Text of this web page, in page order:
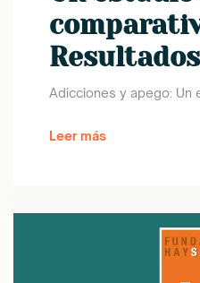
Resultados
Adicciones y apego: Un
Leer más